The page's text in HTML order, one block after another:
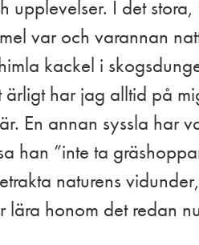
upplevelser. I det stora,
var och varannan
kackel i
ärligt har jag alltid på
En annan syssla har
han ”inte ta
naturens
lära honom det redan